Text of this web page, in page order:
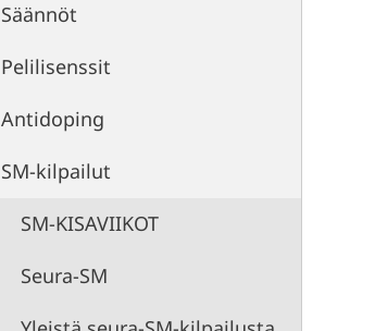
Säännöt
Pelilisenssit
Antidoping
SM-kilpailut
SM-KISAVIIKOT
Seura-SM